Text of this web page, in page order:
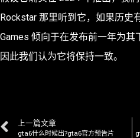
Rockstar 那里听到它，如果历史
Games 倾向于在发布前一年为其
因此我们认为它将保持一致。
上一篇文章
gta6什么时候出?gta6官方预告片